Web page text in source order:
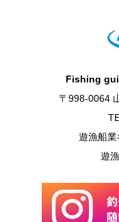
Fishing
〒998-0064
遊漁船
遊